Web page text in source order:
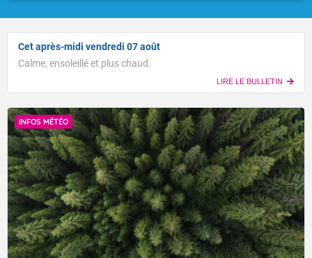
Cet après-midi vendredi 07 août
Calme, ensoleillé et plus chaud.
LIRE LE BULLETIN
INFOS MÉTÉO